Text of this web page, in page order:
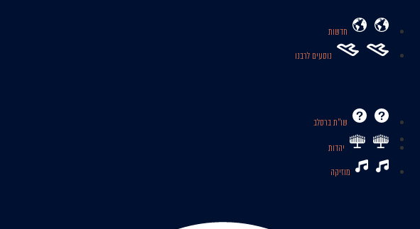
חדשות
נוסעים לרבנו
שו’’ת ברסלב
יהדות
מוזיקה